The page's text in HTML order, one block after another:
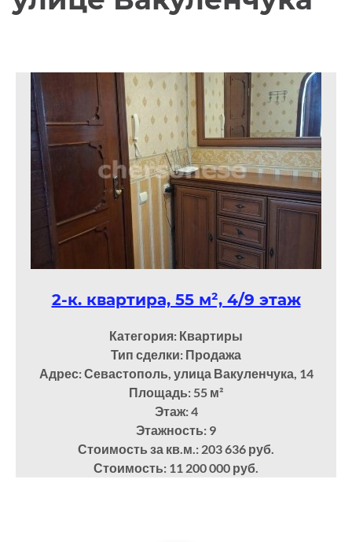
2-к. квартира, 55 м², 4/9 этаж
Категория: Квартиры
Тип сделки: Продажа
Адрес: Севастополь, улица Вакуленчука, 14
Площадь: 55 м²
Этаж: 4
Этажность: 9
Стоимость за кв.м.: 203 636 руб.
Стоимость: 11 200 000 руб.